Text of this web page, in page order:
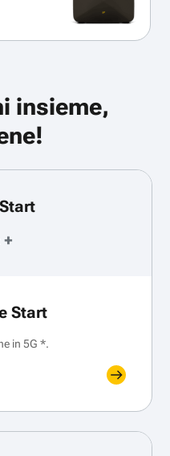
insieme,
+
Start
in 5G *.